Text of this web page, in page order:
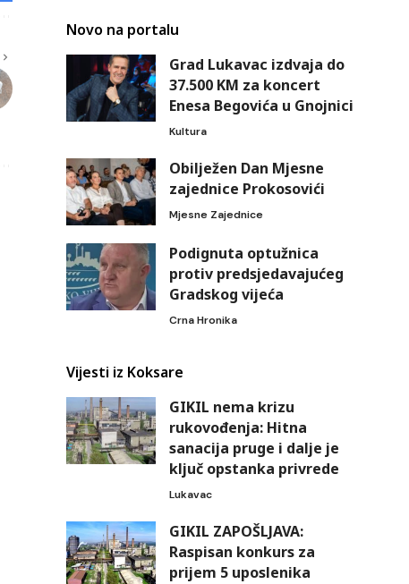
Novo na portalu
Grad Lukavac izdvaja do
37.500 KM za koncert
Enesa Begovića u Gnojnici
Kultura
Obilježen Dan Mjesne
zajednice Prokosovići
Mjesne Zajednice
Podignuta optužnica
protiv predsjedavajućeg
Gradskog vijeća
Crna Hronika
Vijesti iz Koksare
GIKIL nema krizu
rukovođenja: Hitna
sanacija pruge i dalje je
ključ opstanka privrede
Lukavac
GIKIL ZAPOŠLJAVA:
Raspisan konkurs za
prijem 5 uposlenika